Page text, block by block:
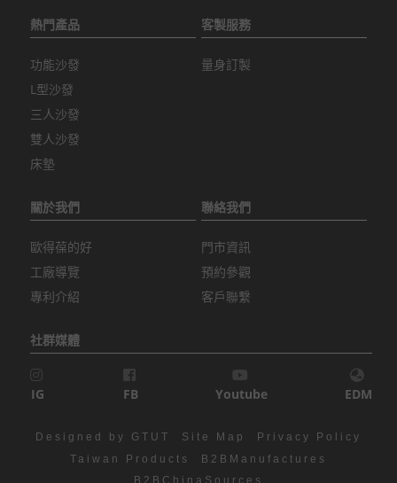
熱門產品
功能沙發
L型沙發
三人沙發
雙人沙發
床墊
客製服務
量身訂製
關於我們
歐得葆的好
工廠導覽
專利介紹
聯絡我們
門市資訊
預約參觀
客戶聯繫
社群媒體
IG FB Youtube EDM
Designed by GTUT Site Map
Privacy Policy
Taiwan Products
B2BManufactures